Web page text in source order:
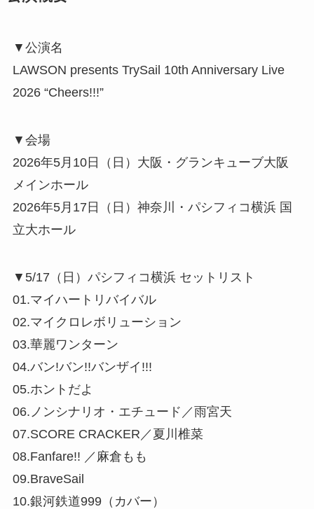
▼公演名
LAWSON presents TrySail 10th Anniversary Live
2026 “Cheers!!!”
▼会場
2026年5月10日（日）大阪・グランキューブ大阪
メインホール
2026年5月17日（日）神奈川・パシフィコ横浜 国
立大ホール
▼5/17（日）パシフィコ横浜 セットリスト
01.マイハートリバイバル
02.マイクロレボリューション
03.華麗ワンターン
04.バン!バン!!バンザイ!!!
05.ホントだよ
06.ノンシナリオ・エチュード／雨宮天
07.SCORE CRACKER／夏川椎菜
08.Fanfare!! ／麻倉もも
09.BraveSail
10.銀河鉄道999（カバー）